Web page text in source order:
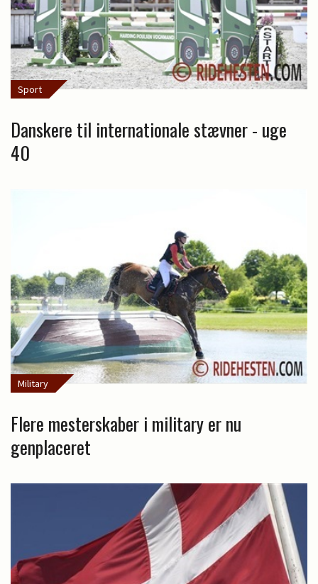
Sport
Danskere til internationale stævner - uge
40
Military
Flere mesterskaber i military er nu
genplaceret